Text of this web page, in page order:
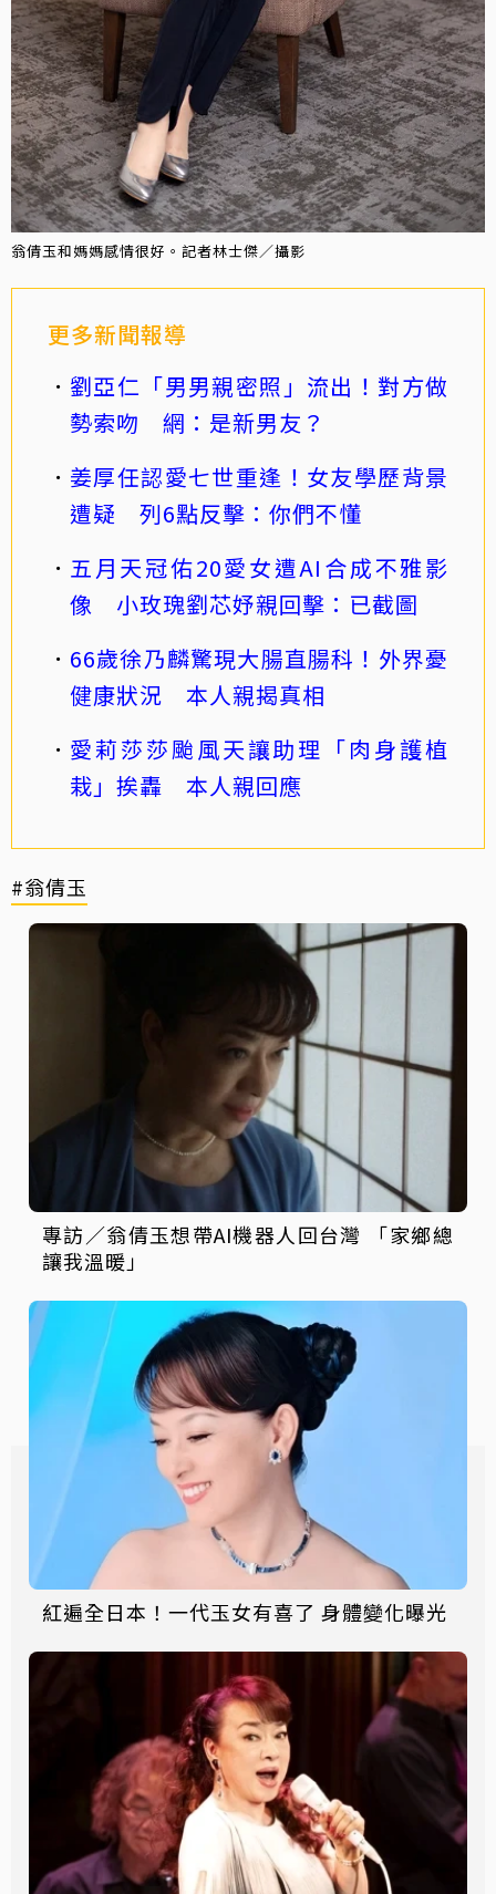
翁倩玉和媽媽感情很好。記者林士傑／攝影
更多新聞報導
劉亞仁「男男親密照」流出！對方做
勢索吻 網：是新男友？
姜厚任認愛七世重逢！女友學歷背景
遭疑 列6點反擊：你們不懂
五月天冠佑20愛女遭AI合成不雅影
像 小玫瑰劉芯妤親回擊：已截圖
66歲徐乃麟驚現大腸直腸科！外界憂
健康狀況 本人親揭真相
愛莉莎莎颱風天讓助理「肉身護植
栽」挨轟 本人親回應
#翁倩玉
專訪／翁倩玉想帶AI機器人回台灣 「家鄉總
讓我溫暖」
紅遍全日本！一代玉女有喜了 身體變化曝光